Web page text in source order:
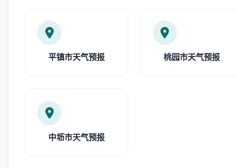
平镇市天气预报 桃园市天气预报
中坜市天气预报